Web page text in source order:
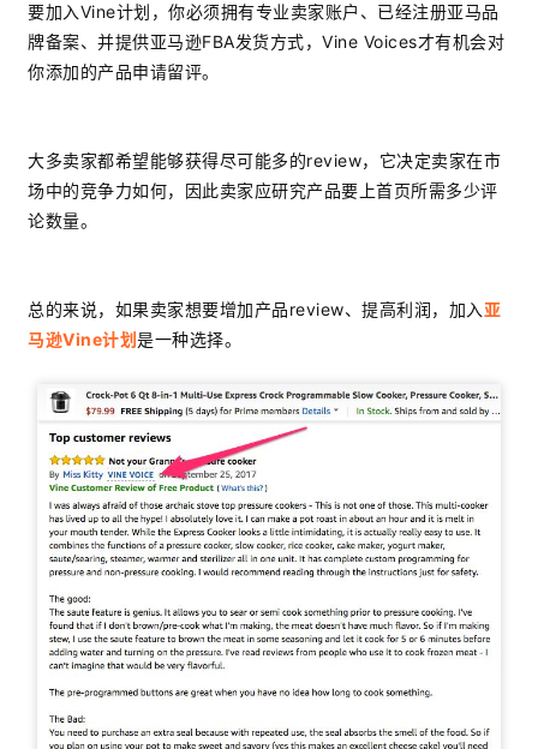
要加入Vine计划，你必须拥有专业卖家账户、已经注册亚马品
牌备案、并提供亚马逊FBA发货方式，Vine Voices才有机会对
你添加的产品申请留评。
大多卖家都希望能够获得尽可能多的review，它决定卖家在市
场中的竞争力如何，因此卖家应研究产品要上首页所需多少评
论数量。
总的来说，如果卖家想要增加产品review、提高利润，加入 亚
马逊Vine计划是一种选择。